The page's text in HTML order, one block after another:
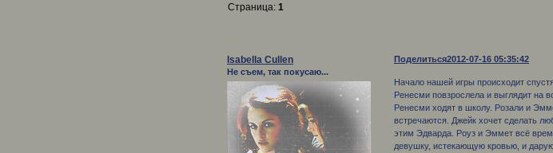
Страница:1
Поделиться2012-07-16 05:35:42
Isabella Cullen
Не съем, так покусаю...
Начало нашей игры происходит
Ренесми повзрослела и выглядит на
Ренесми ходят в школу. Розали и
встречаются. Джейк хочет сделать
этим Эдварда. Роуз и Эммет всё
девушку, истекающую кровью, и